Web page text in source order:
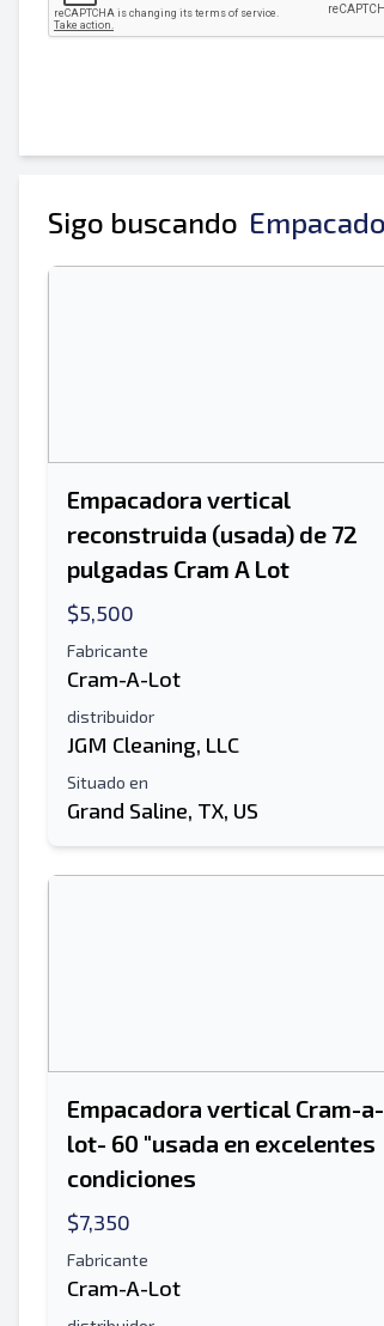
Sigo buscando
Empacadora vertical
reconstruida (usada) de 72
pulgadas Cram A Lot
$5,500
Fabricante
Cram-A-Lot
distribuidor
JGM Cleaning, LLC
Situado en
Grand Saline, TX, US
Empacadora vertical Cram-a-
lot- 60 "usada en excelentes
condiciones
$7,350
Fabricante
Cram-A-Lot